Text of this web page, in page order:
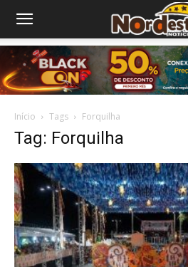
Início Tags Forquilha
Tag: Forquilha